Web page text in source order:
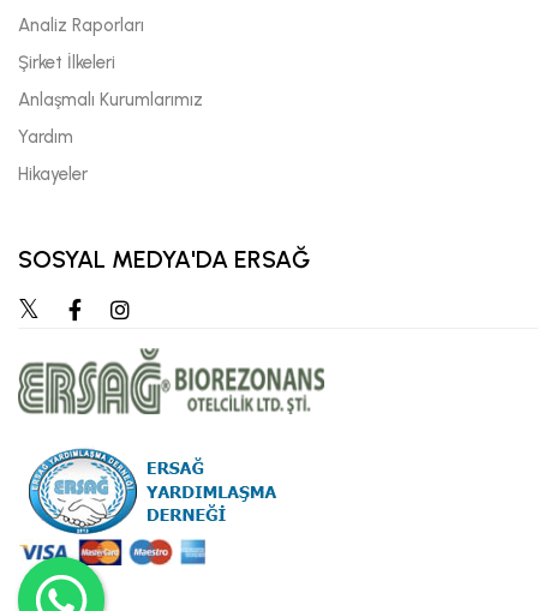
Analiz Raporları
Şirket İlkeleri
Anlaşmalı Kurumlarımız
Yardım
Hikayeler
SOSYAL MEDYA'DA ERSAĞ